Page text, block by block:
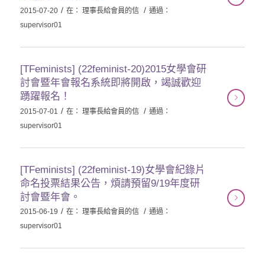
2015-07-20 / 在： 理事長給會員的信 / 通過：
supervisor01
[TFeminists] (22feminist-20)2015女學會研
討會暨年會報名系統即將開啟，竭誠歡迎
踴躍報名！
2015-07-01 / 在： 理事長給會員的信 / 通過：
supervisor01
[TFeminists] (22feminist-19)女學會紀錄片
命名投票結果公告，煩請預留9/19年度研
討會暨年會。
2015-06-19 / 在： 理事長給會員的信 / 通過：
supervisor01